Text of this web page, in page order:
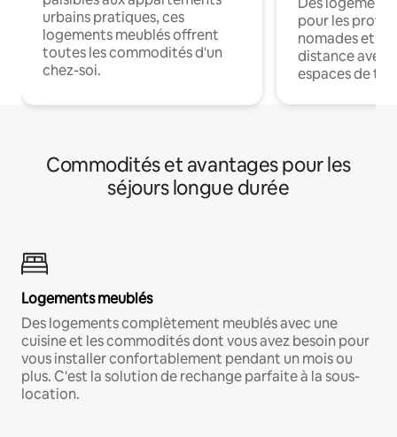
urbains pratiques, ces
logements meublés offrent
toutes les commodités d'un
chez-soi.
pour les
nomades et
distance avec
espaces de
Commodités et avantages pour les
séjours longue durée
Logements meublés
Des logements complètement meublés avec une
cuisine et les commodités dont vous avez besoin pour
vous installer confortablement pendant un mois ou
plus. C'est la solution de rechange parfaite à la sous-
location.